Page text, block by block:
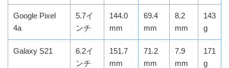
Google Pixel
4a
5.7イ
ンチ
144.0
mm
69.4
mm
8.2
mm
143
g
Galaxy S21
6.2イ
ンチ
151.7
mm
71.2
mm
7.9
mm
171
g